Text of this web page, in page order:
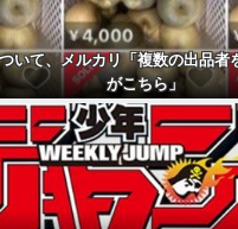
いて、メルカリ「複数の出品者
がこちら」